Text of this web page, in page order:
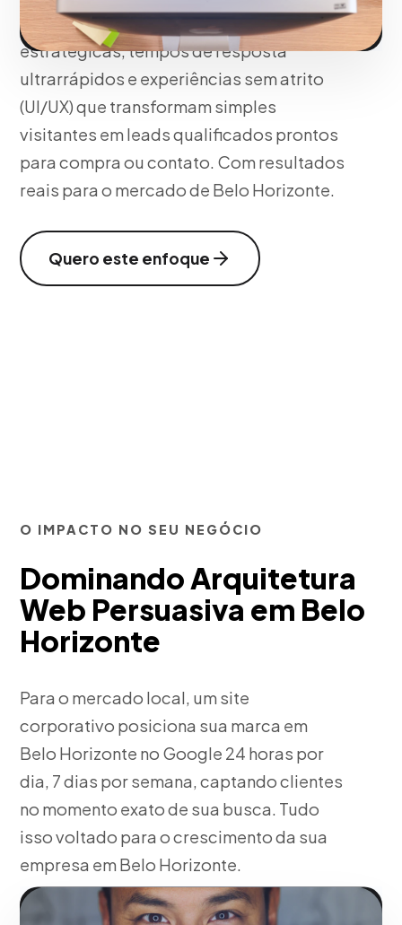
da estética, implementamos ações
estratégicas, tempos de resposta
ultrarrápidos e experiências sem atrito
(UI/UX) que transformam simples
visitantes em leads qualificados prontos
para compra ou contato. Com resultados
reais para o mercado de Belo Horizonte.
Quero este enfoque
O IMPACTO NO SEU NEGÓCIO
Dominando Arquitetura
Web Persuasiva em Belo
Horizonte
Para o mercado local, um site
corporativo posiciona sua marca em
Belo Horizonte no Google 24 horas por
dia, 7 dias por semana, captando clientes
no momento exato de sua busca. Tudo
isso voltado para o crescimento da sua
empresa em Belo Horizonte.